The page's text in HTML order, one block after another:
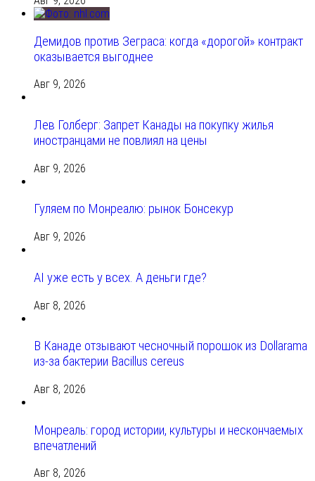
Демидов против Зеграса: когда «дорогой» контракт
оказывается выгоднее
Авг 9, 2026
Лев Голберг: Запрет Канады на покупку жилья
иностранцами не повлиял на цены
Авг 9, 2026
Гуляем по Монреалю: рынок Бонсекур
Авг 9, 2026
AI уже есть у всех. А деньги где?
Авг 8, 2026
В Канаде отзывают чесночный порошок из Dollarama
из-за бактерии Bacillus cereus
Авг 8, 2026
Монреаль: город истории, культуры и нескончаемых
впечатлений
Авг 8, 2026